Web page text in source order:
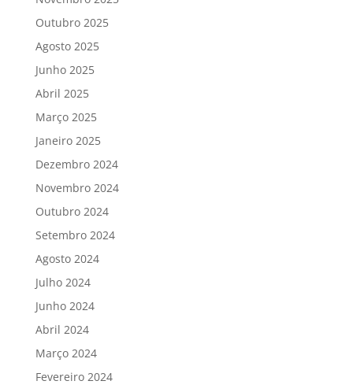
Outubro 2025
Agosto 2025
Junho 2025
Abril 2025
Março 2025
Janeiro 2025
Dezembro 2024
Novembro 2024
Outubro 2024
Setembro 2024
Agosto 2024
Julho 2024
Junho 2024
Abril 2024
Março 2024
Fevereiro 2024